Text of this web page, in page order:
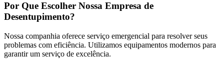
Por Que Escolher Nossa Empresa de
Desentupimento?
Nossa companhia oferece serviço emergencial para resolver seus
problemas com eficiência. Utilizamos equipamentos modernos para
garantir um serviço de excelência.